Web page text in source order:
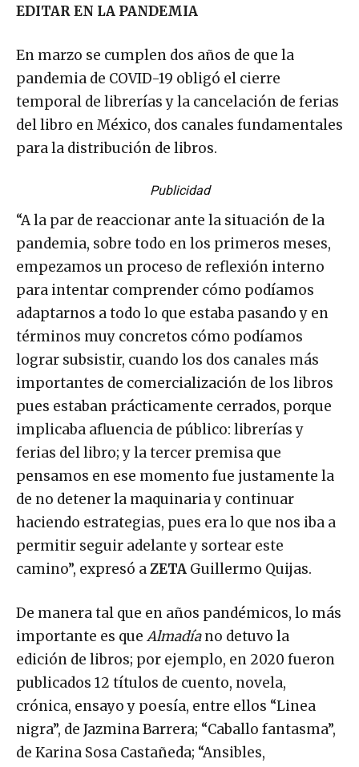
EDITAR EN LA PANDEMIA
En marzo se cumplen dos años de que la
pandemia de COVID-19 obligó el cierre
temporal de librerías y la cancelación de ferias
del libro en México, dos canales fundamentales
para la distribución de libros.
Publicidad
“A la par de reaccionar ante la situación de la
pandemia, sobre todo en los primeros meses,
empezamos un proceso de reflexión interno
para intentar comprender cómo podíamos
adaptarnos a todo lo que estaba pasando y en
términos muy concretos cómo podíamos
lograr subsistir, cuando los dos canales más
importantes de comercialización de los libros
pues estaban prácticamente cerrados, porque
implicaba afluencia de público: librerías y
ferias del libro; y la tercer premisa que
pensamos en ese momento fue justamente la
de no detener la maquinaria y continuar
haciendo estrategias, pues era lo que nos iba a
permitir seguir adelante y sortear este
camino”, expresó aZETA Guillermo Quijas.
De manera tal que en años pandémicos, lo más
importante es que Almadíano detuvo la
edición de libros; por ejemplo, en 2020 fueron
publicados 12 títulos de cuento, novela,
crónica, ensayo y poesía, entre ellos “Linea
nigra”, de Jazmina Barrera; “Caballo fantasma”,
de Karina Sosa Castañeda; “Ansibles,